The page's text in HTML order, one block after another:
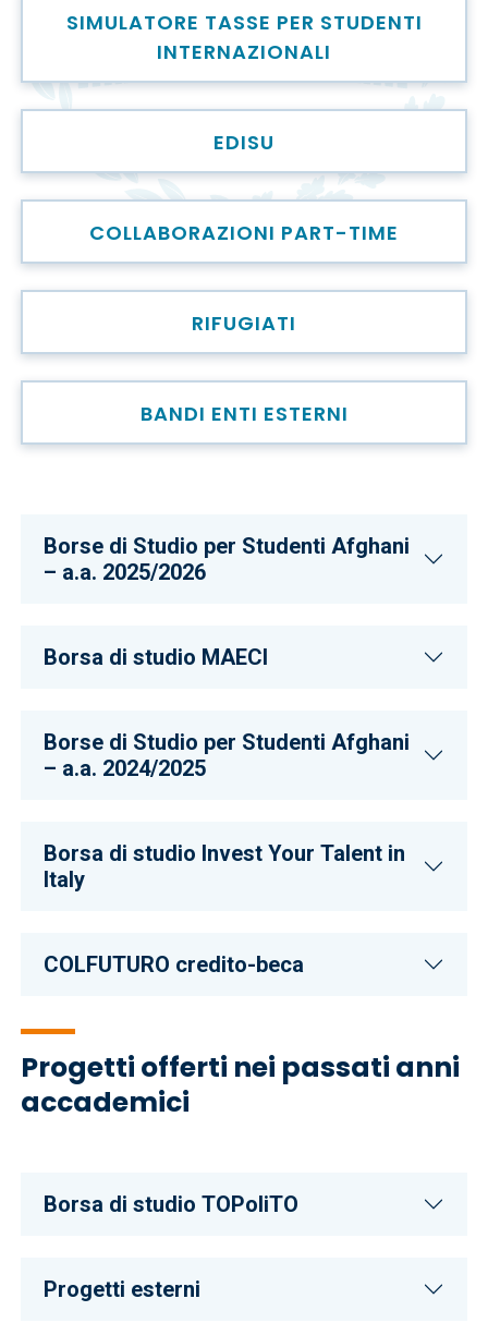
SIMULATORE TASSE PER STUDENTI
INTERNAZIONALI
EDISU
COLLABORAZIONI PART-TIME
RIFUGIATI
BANDI ENTI ESTERNI
Borse di Studio per Studenti Afghani
– a.a. 2025/2026
Borsa di studio MAECI
Borse di Studio per Studenti Afghani
– a.a. 2024/2025
Borsa di studio Invest Your Talent in
Italy
COLFUTURO credito-beca
Progetti offerti nei passati anni
accademici
Borsa di studio TOPoliTO
Progetti esterni